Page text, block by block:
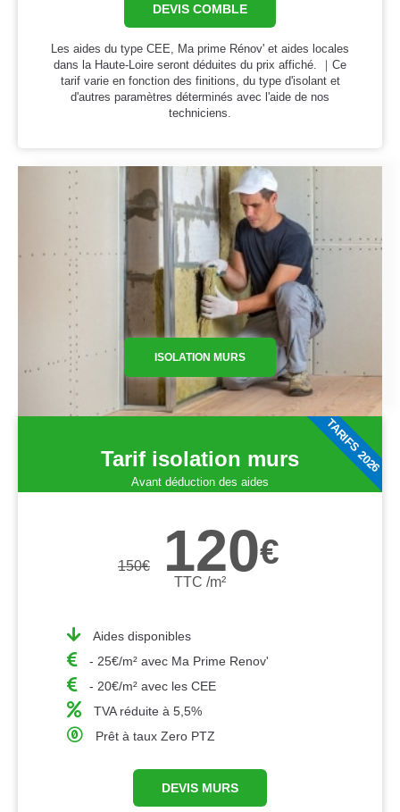
DEVIS COMBLE
Les aides du type CEE, Ma prime Rénov' et aides locales
dans la Haute-Loire seront déduites du prix affiché. ｜Ce
tarif varie en fonction des finitions, du type d'isolant et
d'autres paramètres déterminés avec l'aide de nos
techniciens.
ISOLATION MURS
Tarif isolation murs
Avant déduction des aides
150€ 120€
TTC /m²
Aides disponibles
- 25€/m² avec Ma Prime Renov'
- 20€/m² avec les CEE
TVA réduite à 5,5%
Prêt à taux Zero PTZ
DEVIS MURS
TARIFS 2026